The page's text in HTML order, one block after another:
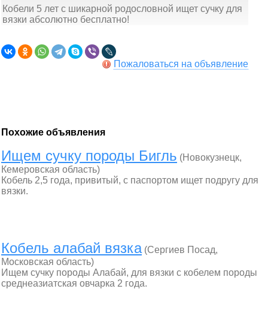
Кобели 5 лет с шикарной родословной ищет сучку для
вязки абсолютно бесплатно!
Пожаловаться на объявление
Похожие объявления
Ищем сучку породы Бигль (Новокузнецк,
Кемеровская область)
Кобель 2,5 года, привитый, с паспортом ищет подругу для
вязки.
Кобель алабай вязка(Сергиев Посад,
Московская область)
Ищем сучку породы Алабай, для вязки с кобелем породы
среднеазиатская овчарка 2 года.